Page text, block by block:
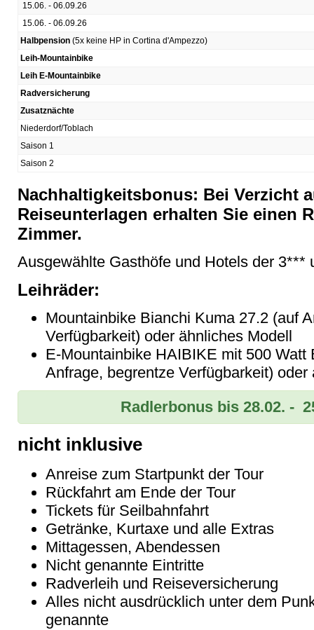
15.06. - 06.09.26
15.06. - 06.09.26
Halbpension (5x keine HP in Cortina d'Ampezzo)
Leih-Mountainbike
Leih E-Mountainbike
Radversicherung
Zusatznächte
Niederdorf/Toblach
Saison 1
Saison 2
Nachhaltigkeitsbonus: Bei Verzicht
Reiseunterlagen erhalten Sie einen
Zimmer.
Ausgewählte Gasthöfe und Hotels der 3***
Leihräder:
Mountainbike Bianchi Kuma 27.2 (auf
Verfügbarkeit) oder ähnliches Modell
E-Mountainbike HAIBIKE mit 500 Watt
Anfrage, begrentze Verfügbarkeit)
Radlerbonus bis 28.02. -
nicht inklusive
Anreise zum Startpunkt der Tour
Rückfahrt am Ende der Tour
Tickets für Seilbahnfahrt
Getränke, Kurtaxe und alle Extras
Mittagessen, Abendessen
Nicht genannte Eintritte
Radverleih und Reiseversicherung
Alles nicht ausdrücklich unter dem
genannte